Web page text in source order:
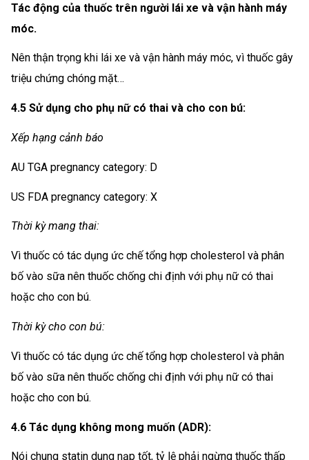
Tác động của thuốc trên người lái xe và vận hành máy
móc.
Nên thận trọng khi lái xe và vận hành máy móc, vì thuốc gây
triệu chứng chóng mặt…
4.5 Sử dụng cho phụ nữ có thai và cho con bú:
Xếp hạng cảnh báo
AU TGA pregnancy category: D
US FDA pregnancy category: X
Thời kỳ mang thai:
Vì thuốc có tác dụng ức chế tổng hợp cholesterol và phân
bố vào sữa nên thuốc chống chi định với phụ nữ có thai
hoặc cho con bú.
Thời kỳ cho con bú:
Vì thuốc có tác dụng ức chế tổng hợp cholesterol và phân
bố vào sữa nên thuốc chống chi định với phụ nữ có thai
hoặc cho con bú.
4.6 Tác dụng không mong muốn (ADR):
Nói chung statin dung nạp tốt, tỷ lệ phải ngừng thuốc thấp